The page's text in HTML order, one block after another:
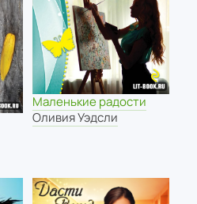
Маленькие радости
Оливия Уэдсли